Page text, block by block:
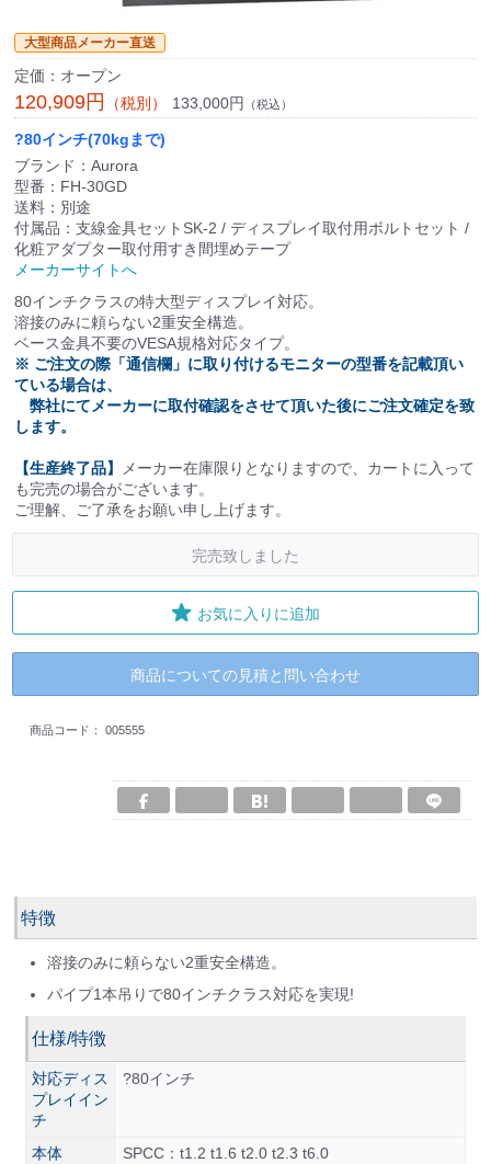
大型商品メーカー直送
定価：オープン
120,909円 （税別） 133,000円 （税込）
?80インチ(70kgまで)
ブランド：Aurora
型番：FH-30GD
送料：別途
付属品：支線金具セットSK-2 / ディスプレイ取付用ボルトセット /
化粧アダプター取付用すき間埋めテープ
メーカーサイトへ
80インチクラスの特大型ディスプレイ対応。
溶接のみに頼らない2重安全構造。
ベース金具不要のVESA規格対応タイプ。
※ ご注文の際「通信欄」に取り付けるモニターの型番を記載頂い
ている場合は、
弊社にてメーカーに取付確認をさせて頂いた後にご注文確定を致
します。
【生産終了品】
メーカー在庫限りとなりますので、カートに入って
も完売の場合がございます。
ご理解、ご了承をお願い申し上げます。
完売致しました
お気に入りに追加
商品についての見積と問い合わせ
商品コード： 005555
特徴
溶接のみに頼らない2重安全構造。
パイプ1本吊りで80インチクラス対応を実現!
仕様/特徴
対応ディス
プレイイン
チ
?80インチ
本体
SPCC：t1.2 t1.6 t2.0 t2.3 t6.0